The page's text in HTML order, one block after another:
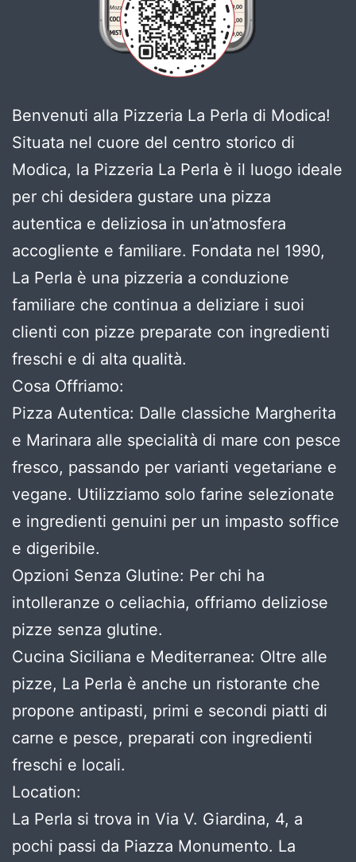
Benvenuti alla Pizzeria La Perla di Modica!
Situata nel cuore del centro storico di
Modica, la Pizzeria La Perla è il luogo ideale
per chi desidera gustare una pizza
autentica e deliziosa in un’atmosfera
accogliente e familiare. Fondata nel 1990,
La Perla è una pizzeria a conduzione
familiare che continua a deliziare i suoi
clienti con pizze preparate con ingredienti
freschi e di alta qualità.
Cosa Offriamo:
Pizza Autentica: Dalle classiche Margherita
e Marinara alle specialità di mare con pesce
fresco, passando per varianti vegetariane e
vegane. Utilizziamo solo farine selezionate
e ingredienti genuini per un impasto soffice
e digeribile.
Opzioni Senza Glutine: Per chi ha
intolleranze o celiachia, offriamo deliziose
pizze senza glutine.
Cucina Siciliana e Mediterranea: Oltre alle
pizze, La Perla è anche un ristorante che
propone antipasti, primi e secondi piatti di
carne e pesce, preparati con ingredienti
freschi e locali.
Location:
La Perla si trova in Via V. Giardina, 4, a
pochi passi da Piazza Monumento. La